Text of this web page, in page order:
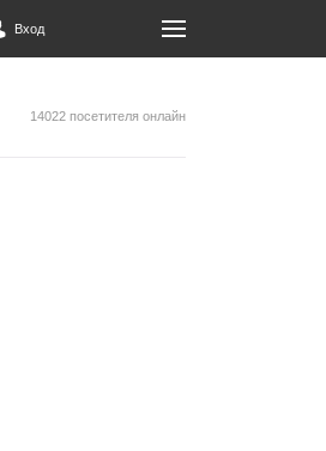
Вход
14022 посетителя онлайн